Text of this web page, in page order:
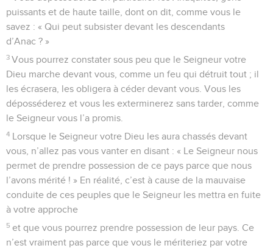
puissants et de haute taille, dont on dit, comme vous le
savez : « Qui peut subsister devant les descendants
d’Anac ? »
3 Vous pourrez constater sous peu que le Seigneur votre
Dieu marche devant vous, comme un feu qui détruit tout ; il
les écrasera, les obligera à céder devant vous. Vous les
déposséderez et vous les exterminerez sans tarder, comme
le Seigneur vous l’a promis.
4 Lorsque le Seigneur votre Dieu les aura chassés devant
vous, n’allez pas vous vanter en disant : « Le Seigneur nous
permet de prendre possession de ce pays parce que nous
l’avons mérité ! » En réalité, c’est à cause de la mauvaise
conduite de ces peuples que le Seigneur les mettra en fuite
à votre approche
5 et que vous pourrez prendre possession de leur pays. Ce
n’est vraiment pas parce que vous le mériteriez par votre